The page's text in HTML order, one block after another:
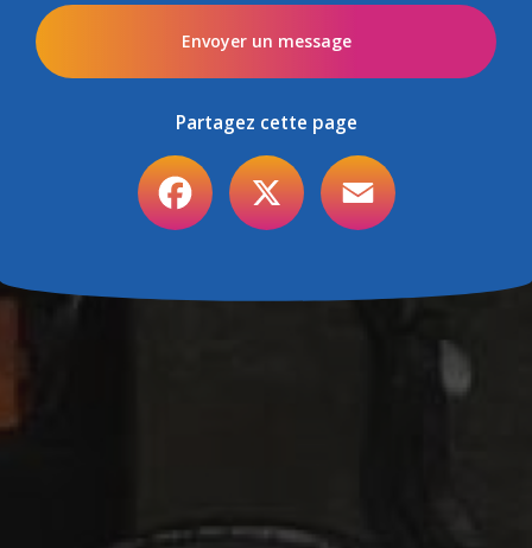
Envoyer un message
Partagez cette page
Facebook